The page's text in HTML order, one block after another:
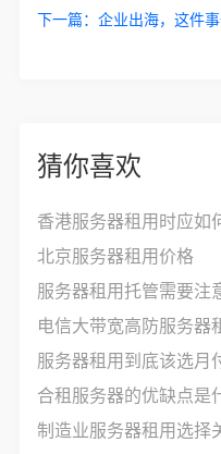
下一篇：企业出海，这件事
猜你喜欢
香港服务器租用时应如
北京服务器租用价格
服务器租用托管需要注
电信大带宽高防服务器
服务器租用到底该选月
合租服务器的优缺点是
制造业服务器租用选择